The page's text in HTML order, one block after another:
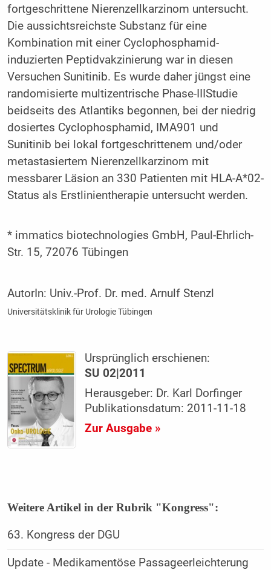
fortgeschrittene Nierenzellkarzinom untersucht.
Die aussichtsreichste Substanz für eine
Kombination mit einer Cyclophosphamid-
induzierten Peptidvakzinierung war in diesen
Versuchen Sunitinib. Es wurde daher jüngst eine
randomisierte multizentrische Phase-IIIStudie
beidseits des Atlantiks begonnen, bei der niedrig
dosiertes Cyclophosphamid, IMA901 und
Sunitinib bei lokal fortgeschrittenem und/oder
metastasiertem Nierenzellkarzinom mit
messbarer Läsion an 330 Patienten mit HLA-A*02-
Status als Erstlinientherapie untersucht werden.
* immatics biotechnologies GmbH, Paul-Ehrlich-
Str. 15, 72076 Tübingen
AutorIn: Univ.-Prof. Dr. med. Arnulf Stenzl
Universitätsklinik für Urologie Tübingen
Ursprünglich erschienen:
SU 02|2011
Herausgeber: Dr. Karl Dorfinger
Publikationsdatum: 2011-11-18
Zur Ausgabe »
Weitere Artikel in der Rubrik "Kongress":
63. Kongress der DGU
Update - Medikamentöse Passageerleichterung